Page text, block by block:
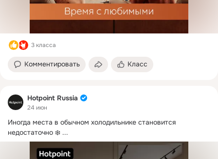
3 класса
Комментировать Класс
Hotpoint Russia
24 июн
Иногда места в обычном холодильнике становится
недостаточно ❄️ ...